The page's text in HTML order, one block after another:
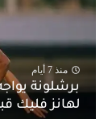
منذ 7 أيام
برشلونة
لهانز فليك